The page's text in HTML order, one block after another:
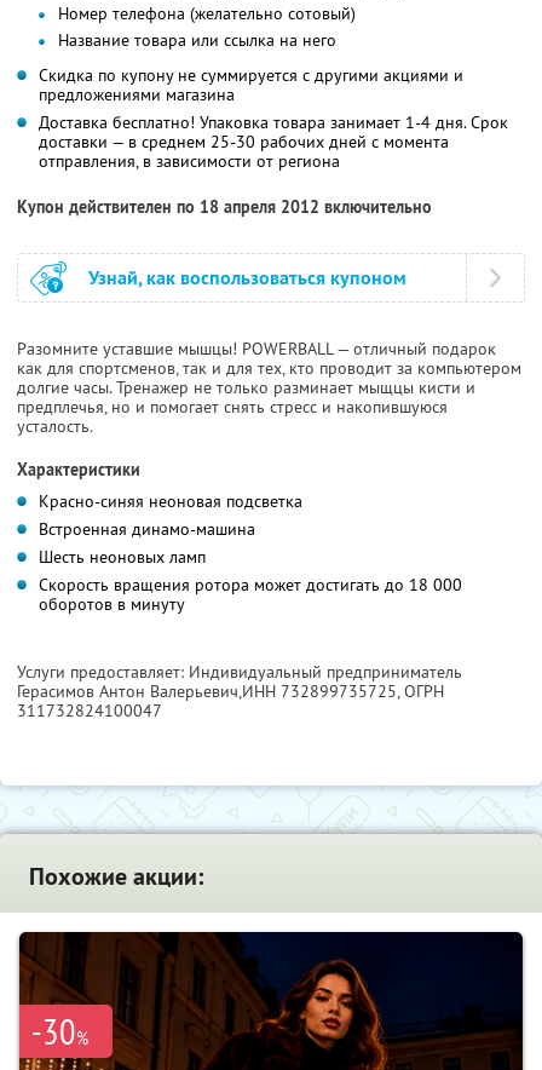
Номер телефона (желательно сотовый)
Название товара или ссылка на него
Скидка по купону не суммируется с другими акциями и
предложениями магазина
Доставка бесплатно! Упаковка товара занимает 1-4 дня. Срок
доставки — в среднем 25-30 рабочих дней с момента
отправления, в зависимости от региона
Купон действителен по 18 апреля 2012 включительно
Узнай, как воспользоваться купоном
Разомните уставшие мышцы! POWERBALL — отличный подарок
как для спортсменов, так и для тех, кто проводит за компьютером
долгие часы. Тренажер не только разминает мыщцы кисти и
предплечья, но и помогает снять стресс и накопившуюся
усталость.
Характеристики
Красно-синяя неоновая подсветка
Встроенная динамо-машина
Шесть неоновых ламп
Скорость вращения ротора может достигать до 18 000
оборотов в минуту
Услуги предоставляет: Индивидуальный предприниматель
Герасимов Антон Валерьевич,ИНН 732899735725, ОГРН
311732824100047
Похожие акции:
-30%